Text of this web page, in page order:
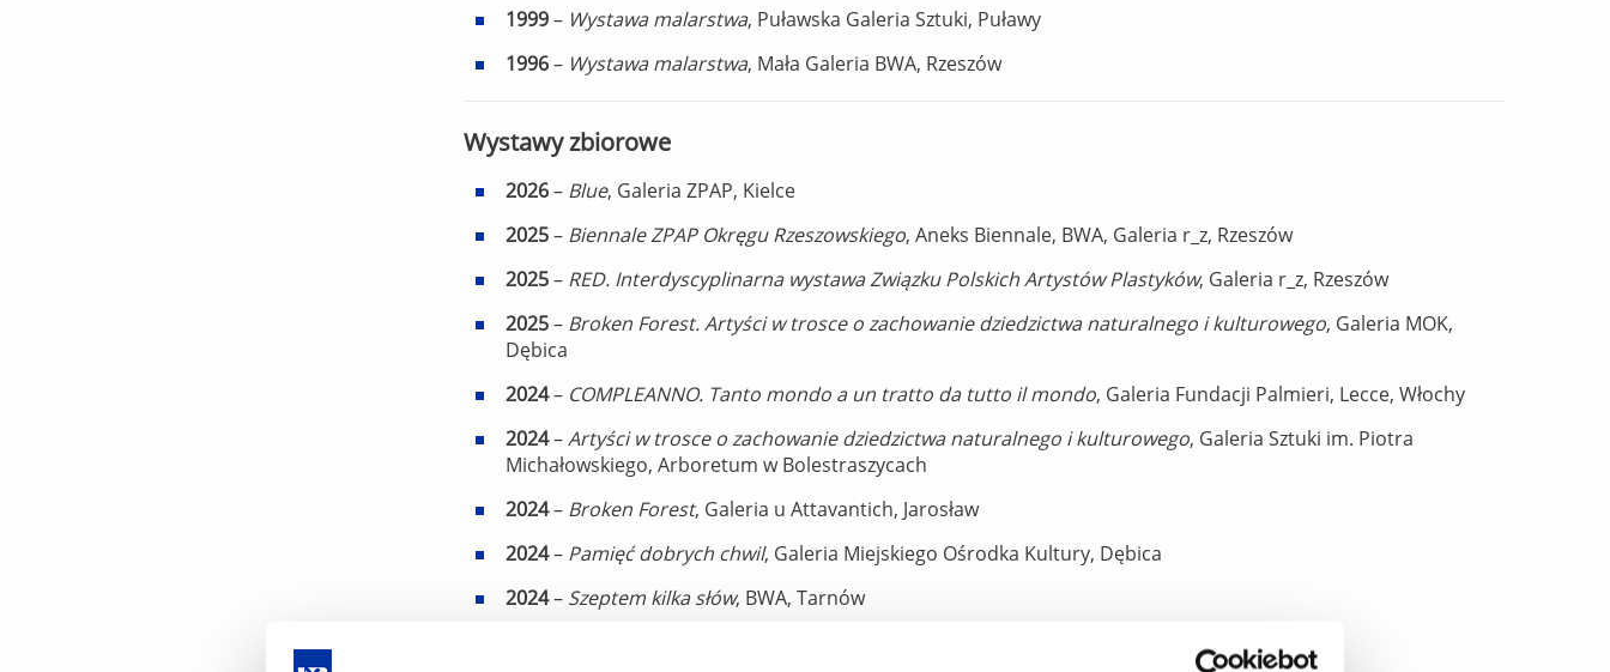
1999– Wystawa malarstwa, Puławska Galeria Sztuki, Puławy
1996– Wystawa malarstwa, Mała Galeria BWA, Rzeszów
Wystawy zbiorowe
2026– Blue, Galeria ZPAP, Kielce
2025– Biennale ZPAP Okręgu Rzeszowskiego, Aneks Biennale, BWA, Galeria r_z, Rzeszów
2025– RED. Interdyscyplinarna wystawa Związku Polskich Artystów Plastyków, Galeria r_z, Rzeszów
2025– Broken Forest. Artyści w trosce o zachowanie dziedzictwa naturalnego i kulturowego, Galeria MOK,
Dębica
2024– COMPLEANNO. Tanto mondo a un tratto da tutto il mondo, Galeria Fundacji Palmieri, Lecce, Włochy
2024–Artyści w trosce o zachowanie dziedzictwa naturalnego i kulturowego, Galeria Sztuki im. Piotra
Michałowskiego, Arboretum w Bolestraszycach
2024– Broken Forest, Galeria u Attavantich, Jarosław
2024– Pamięć dobrych chwil, Galeria Miejskiego Ośrodka Kultury, Dębica
2024– Szeptem kilka słów, BWA, Tarnów